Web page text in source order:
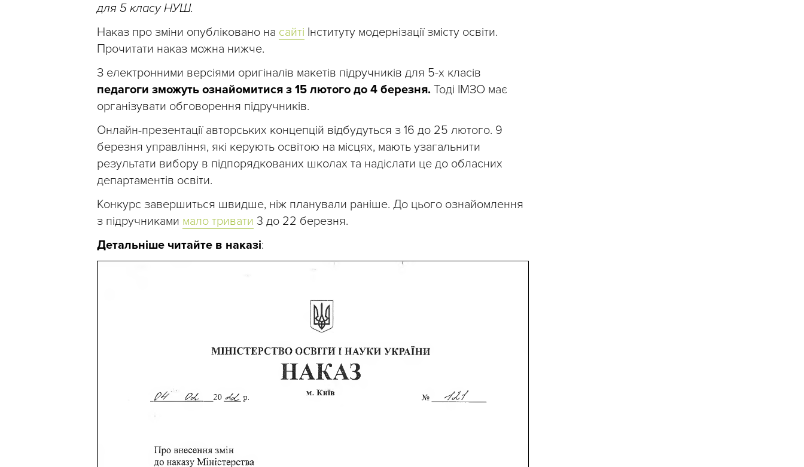
для 5 класу НУШ.
Наказ про зміни опубліковано на сайті Інституту модернізації змісту освіти.
Прочитати наказ можна нижче.
З електронними версіями оригіналів макетів підручників для 5-х класів
педагоги зможуть ознайомитися з 15 лютого до 4 березня. Тоді ІМЗО має
організувати обговорення підручників.
Онлайн-презентації авторських концепцій відбудуться з 16 до 25 лютого. 9
березня управління, які керують освітою на місцях, мають узагальнити
результати вибору в підпорядкованих школах та надіслати це до обласних
департаментів освіти.
Конкурс завершиться швидше, ніж планували раніше. До цього ознайомлення
з підручниками мало тривати 3 до 22 березня.
Детальніше читайте в наказі: